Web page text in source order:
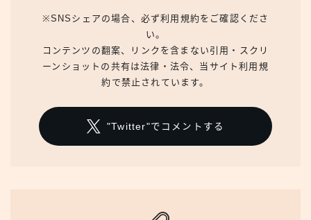
※SNSシェアの場合、必ず利用規約をご確認くださ
い。
コンテンツの翻案、リンクを含まない引用・スクリ
ーンショットの共有は法律・法令、当サイト利用規
約で禁止されています。
"Twitter"でコメントする